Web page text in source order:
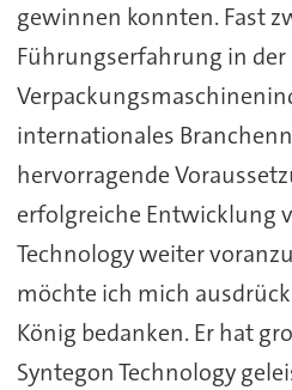
gewinnen konnten. Fast
Führungserfahrung in der
internationales
hervorragende
erfolgreiche Entwicklung
Technology weiter
möchte ich mich
König bedanken. Er hat
Syntegon Technology